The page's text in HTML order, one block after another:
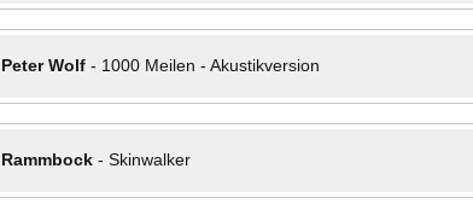
Peter Wolf- 1000 Meilen - Akustikversion
Rammbock- Skinwalker